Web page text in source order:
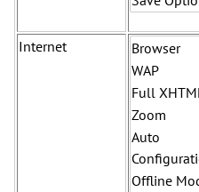
Internet Browser
WAP
Full XHTML
Zoom
Auto
Offline